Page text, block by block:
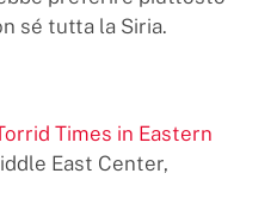
sé tutta la Siria.
Times in Eastern
East Center,